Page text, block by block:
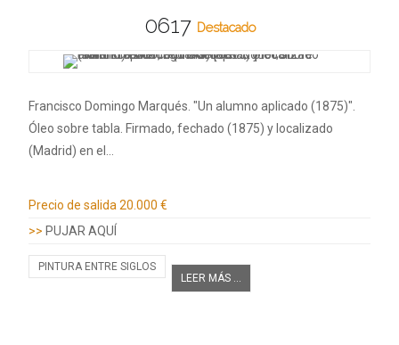
0617 Destacado
Francisco Domingo Marqués. "Un alumno aplicado (1875)".
Óleo sobre tabla. Firmado, fechado (1875) y localizado
(Madrid) en el…
Precio de salida 20.000 €
>> PUJAR AQUÍ
PINTURA ENTRE SIGLOS
LEER MÁS ...